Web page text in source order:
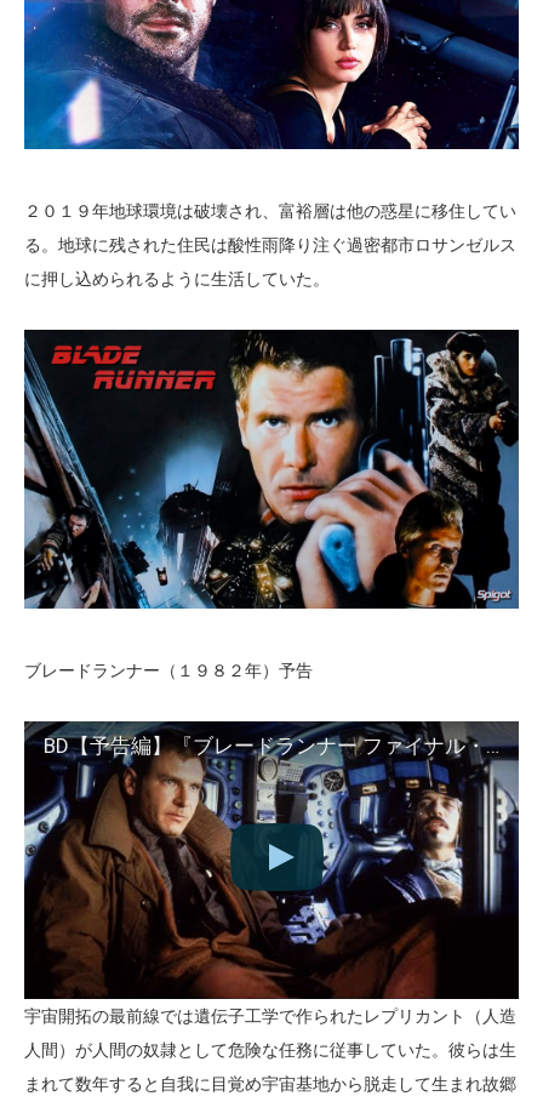
２０１９年地球環境は破壊され、富裕層は他の惑星に移住してい
る。地球に残された住民は酸性雨降り注ぐ過密都市ロサンゼルス
に押し込められるように生活していた。
ブレードランナー（１９８２年）予告
BD【予告編】『ブレードランナー ファイナル・カット』
宇宙開拓の最前線では遺伝子工学で作られたレプリカント（人造
人間）が人間の奴隷として危険な任務に従事していた。彼らは生
まれて数年すると自我に目覚め宇宙基地から脱走して生まれ故郷